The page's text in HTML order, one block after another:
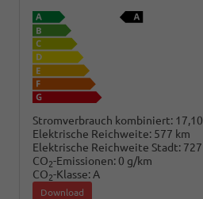
Stromverbrauch kombiniert:
Elektrische Reichweite: 577 km
Elektrische Reichweite Stadt:
CO2-Emissionen: 0 g/km
CO2-Klasse:A
Download